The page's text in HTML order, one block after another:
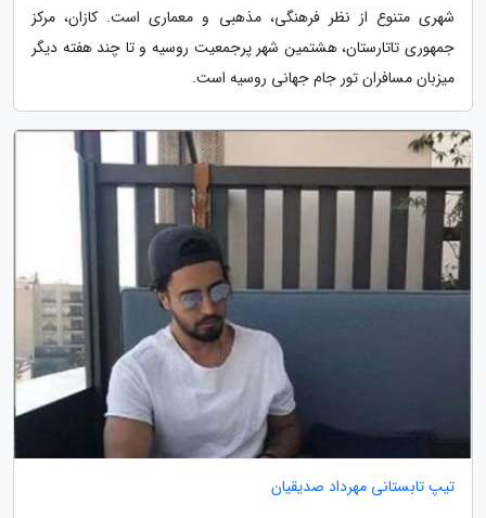
شهری متنوع از نظر فرهنگی، مذهبی و معماری است. کازان، مرکز
جمهوری تاتارستان، هشتمین شهر پرجمعیت روسیه و تا چند هفته دیگر
میزبان مسافران تور جام جهانی روسیه است.
تیپ تابستانی مهرداد صدیقیان